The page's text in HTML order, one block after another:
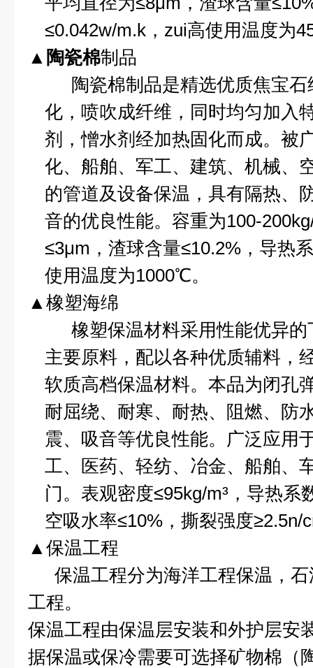
≤0.042w/m.k，zui高使用温度为
▲ 陶瓷棉制品
陶瓷棉制品是精选优质焦宝石
化，喷吹成纤维，同时均匀加入
剂，憎水剂经加热固化而成。被
化、船舶、军工、建筑、机械、
的管道及设备保温，具有隔热、
音的优良性能。容重为100-
≤3μm ，渣球含量≤10.2%，导热
使用温度为1000℃。
▲橡塑海绵
橡塑保温材料采用性能优异
主要原料，配以各种优质辅料，
软质高档保温材料。本品为闭孔
耐屈绕、耐寒、耐热、阻燃、防
震、吸音等优良性能。广泛应用
工、医药、轻纺、冶金、船舶、
门。表观密度≤95kg/m³，导热系
空吸水率≤10%，撕裂强度≥2.5n/
▲保温工程
保温工程分为海洋工程保温，
工程。
保温工程由保温层安装和外护层安
据保温或保冷需要可选择矿物棉（